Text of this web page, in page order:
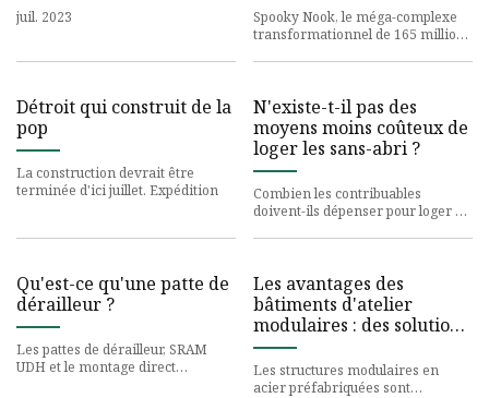
juil. 2023
Spooky Nook, le méga-complexe
transformationnel de 165 millions
Détroit qui construit de la
pop
La construction devrait être
terminée d'ici juillet. Expédition
N'existe-t-il pas des
moyens moins coûteux de
loger les sans-abri ?
Combien les contribuables
doivent-ils dépenser pour loger un
Qu'est-ce qu'une patte de
dérailleur ?
Les pattes de dérailleur, SRAM
UDH et le montage direct
Les avantages des
bâtiments d'atelier
modulaires : des solutions
personnalisables et
évolutives
Les structures modulaires en
acier préfabriquées sont